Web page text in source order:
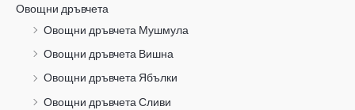
Овощни дръвчета
Овощни дръвчета Мушмула
Овощни дръвчета Вишна
Овощни дръвчета Ябълки
Овощни дръвчета Сливи